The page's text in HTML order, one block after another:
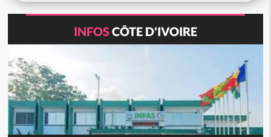
INFOSCÔTE D'IVOIRE